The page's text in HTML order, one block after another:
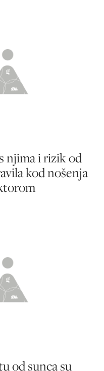
njima i rizik od
kod nošenja
od sunca su